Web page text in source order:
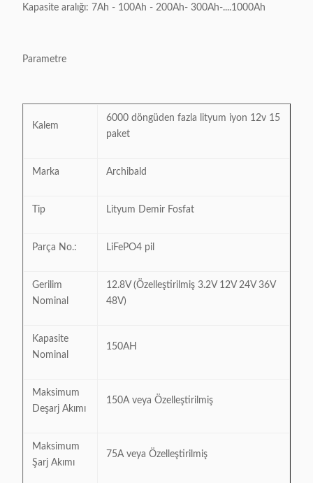
Kapasite aralığı: 7Ah - 100Ah - 200Ah- 300Ah-....1000Ah
Parametre
Kalem
6000 döngüden fazla lityum iyon 12v 15
paket
Marka Archibald
Tip Lityum Demir Fosfat
Parça No.: LiFePO4 pil
Gerilim
Nominal
12.8V (Özelleştirilmiş 3.2V 12V 24V 36V
48V)
Kapasite
Nominal
150AH
Maksimum
Deşarj Akımı
150A veya Özelleştirilmiş
Maksimum
Şarj Akımı
75A veya Özelleştirilmiş